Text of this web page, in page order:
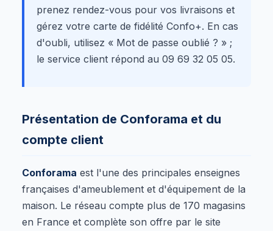
prenez rendez-vous pour vos livraisons et
gérez votre carte de fidélité Confo+. En cas
d'oubli, utilisez « Mot de passe oublié ? » ;
le service client répond au 09 69 32 05 05.
Présentation de Conforama et du
compte client
Conforama est l'une des principales enseignes
françaises d'ameublement et d'équipement de la
maison. Le réseau compte plus de 170 magasins
en France et complète son offre par le site